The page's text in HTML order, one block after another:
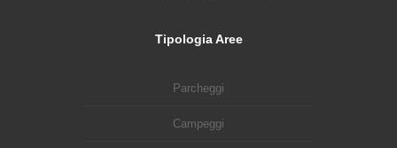
Tipologia Aree
Parcheggi
Campeggi